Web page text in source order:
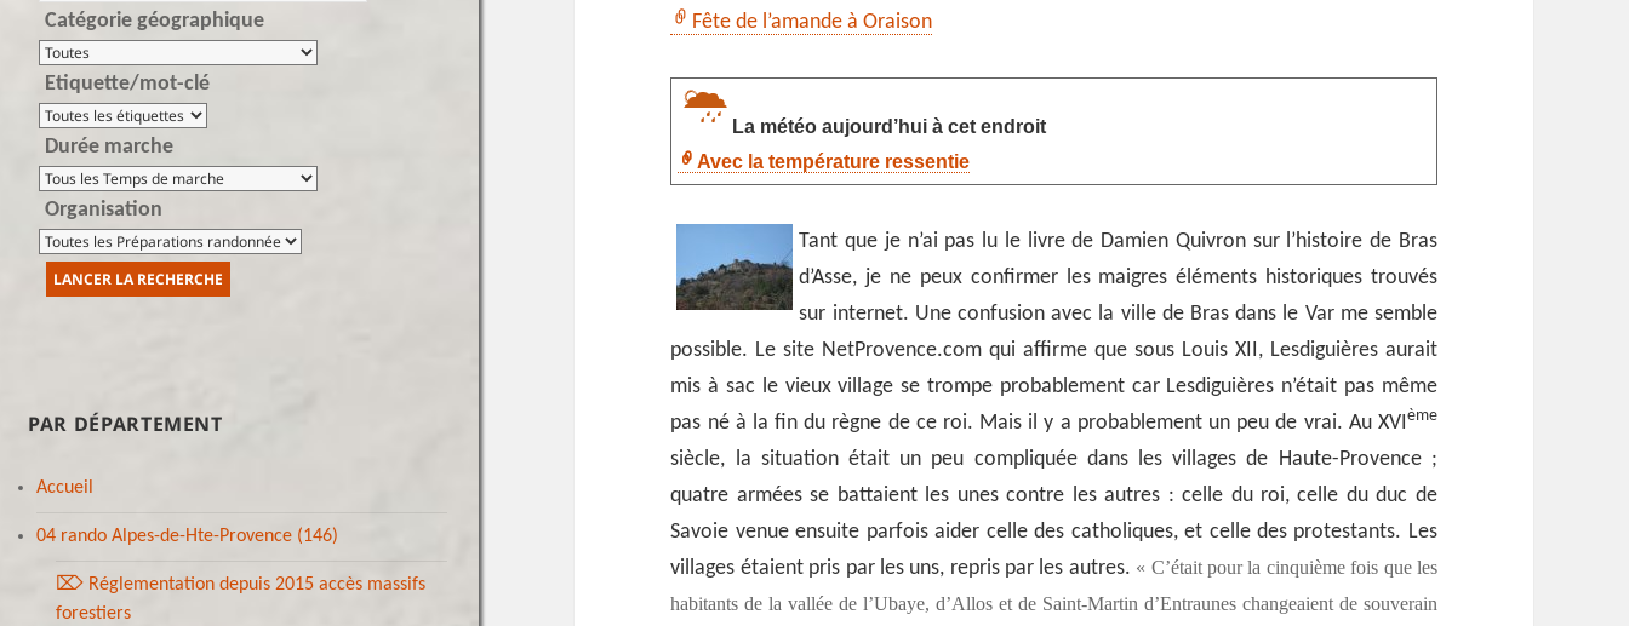
Catégorie géographique
Etiquette/mot-clé
Durée marche
Organisation
PAR DÉPARTEMENT
Accueil
04 rando Alpes-de-Hte-Provence (146)
⌦ Réglementation depuis 2015 accès massifs
forestiers
Fête de l’amande à Oraison
La météo aujourd’hui à cet endroit
Avec la température ressentie
Tant que je n’ai pas lu le livre de Damien Quivron sur l’histoire de Bras
d’Asse, je ne peux confirmer les maigres éléments historiques trouvés
sur internet. Une confusion avec la ville de Bras dans le Var me semble
possible. Le site NetProvence.com qui affirme que sous Louis XII, Lesdiguières aurait
mis à sac le vieux village se trompe probablement car Lesdiguières n’était pas même
pas né à la fin du règne de ce roi. Mais il y a probablement un peu de vrai. Au XVIème
siècle, la situation était un peu compliquée dans les villages de Haute-Provence ;
quatre armées se battaient les unes contre les autres : celle du roi, celle du duc de
Savoie venue ensuite parfois aider celle des catholiques, et celle des protestants. Les
villages étaient pris par les uns, repris par les autres. « C’était pour la cinquième fois que les
habitants de la vallée de l’Ubaye, d’Allos et de Saint-Martin d’Entraunes changeaient de souverain